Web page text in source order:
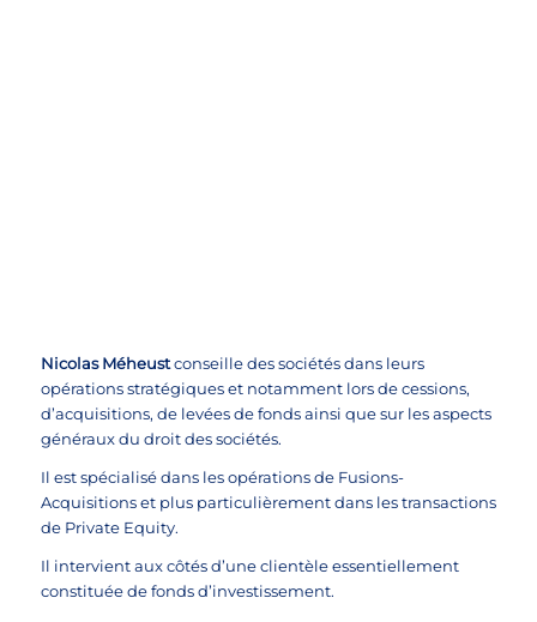
Nicolas Méheustconseille des sociétés dans leurs
opérations stratégiques et notamment lors de cessions,
d’acquisitions, de levées de fonds ainsi que sur les aspects
généraux du droit des sociétés.
Il est spécialisé dans les opérations de Fusions-
Acquisitions et plus particulièrement dans les transactions
de Private Equity.
Il intervient aux côtés d’une clientèle essentiellement
constituée de fonds d’investissement.